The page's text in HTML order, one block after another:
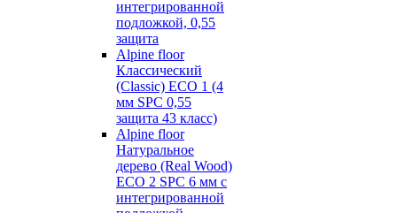
интегрированной
подложкой, 0,55
защита
Alpine floor
Классический
(Classic) ECO 1 (4
мм SPC 0,55
защита 43 класс)
Alpine floor
Натуральное
дерево (Real Wood)
ECO 2 SPC 6 мм с
интегрированной